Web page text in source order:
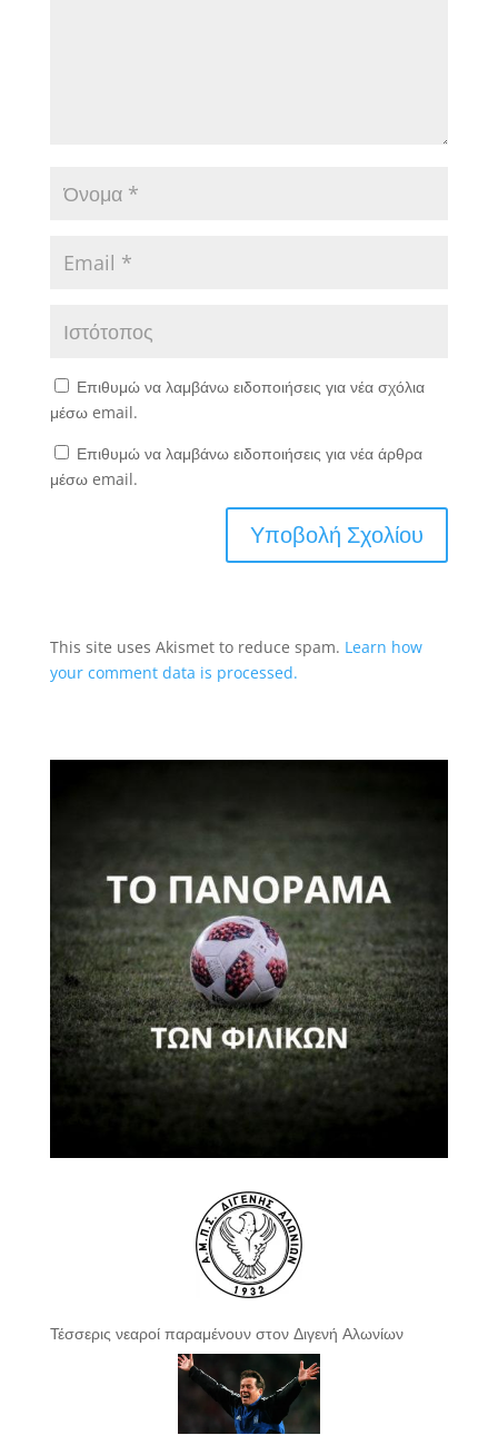
Επιθυμώ να λαμβάνω ειδοποιήσεις για νέα σχόλια
μέσω email.
Επιθυμώ να λαμβάνω ειδοποιήσεις για νέα άρθρα
μέσω email.
This site uses Akismet to reduce spam. Learn how
your comment data is processed.
Τέσσερις νεαροί παραμένουν στον Διγενή Αλωνίων